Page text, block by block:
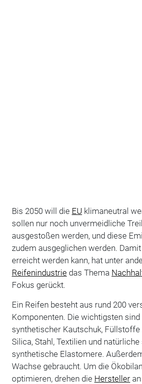
Bis 2050 will die EU klimaneutral
sollen nur noch unvermeidliche
ausgestoßen werden, und diese
zudem ausgeglichen werden.
erreicht werden kann, hat unter
Reifenindustriedas Thema
Fokus gerückt.
Ein Reifen besteht aus rund 200
Komponenten. Die wichtigsten sind
synthetischer Kautschuk, Füllstoffe
Silica, Stahl, Textilien und
synthetische Elastomere.
Wachse gebraucht. Um die
optimieren, drehen die Herstelleran